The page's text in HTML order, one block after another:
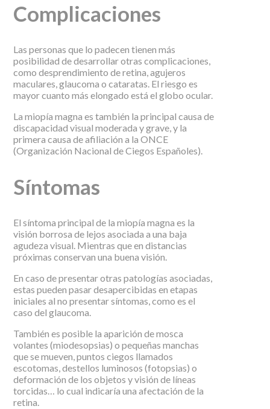
Complicaciones
Las personas que lo padecen tienen más
posibilidad de desarrollar otras complicaciones,
como desprendimiento de retina, agujeros
maculares, glaucoma o cataratas. El riesgo es
mayor cuanto más elongado está el globo ocular.
La miopía magna es también la principal causa de
discapacidad visual moderada y grave, y la
primera causa de afiliación a la ONCE
(Organización Nacional de Ciegos Españoles).
Síntomas
El síntoma principal de la miopía magna es la
visión borrosa de lejos asociada a una baja
agudeza visual. Mientras que en distancias
próximas conservan una buena visión.
En caso de presentar otras patologías asociadas,
estas pueden pasar desapercibidas en etapas
iniciales al no presentar síntomas, como es el
caso del glaucoma.
También es posible la aparición de mosca
volantes (miodesopsias) o pequeñas manchas
que se mueven, puntos ciegos llamados
escotomas, destellos luminosos (fotopsias) o
deformación de los objetos y visión de líneas
torcidas… lo cual indicaría una afectación de la
retina.